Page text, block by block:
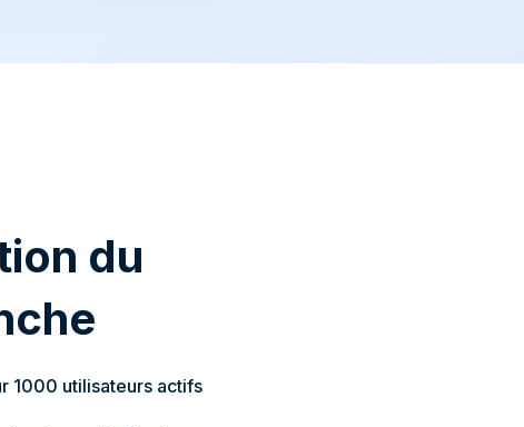
du
1000 utilisateurs actifs